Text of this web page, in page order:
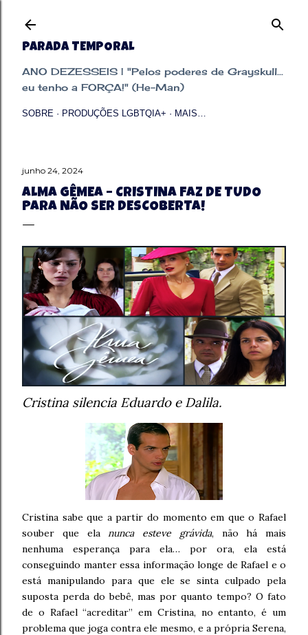
PARADA TEMPORAL
ANO DEZESSEIS | "Pelos poderes de Grayskull...
eu tenho a FORÇA!" (He-Man)
SOBRE PRODUÇÕES LGBTQIA+ MAIS…
junho 24, 2024
ALMA GÊMEA – CRISTINA FAZ DE TUDO
PARA NÃO SER DESCOBERTA!
Cristina silencia Eduardo e Dalila.
Cristina sabe que a partir do momento em que o Rafael
souber que elanunca esteve grávida, não há mais
nenhuma esperança para ela… por ora, ela está
conseguindo manter essa informação longe de Rafael e o
está manipulando para que ele se sinta culpado pela
suposta perda do bebê, mas por quanto tempo? O fato
de o Rafael “acreditar” em Cristina, no entanto, é um
problema que joga contra ele mesmo, e a própria Serena,